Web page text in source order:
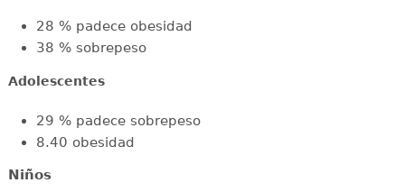
28 % padece obesidad
38 % sobrepeso
Adolescentes
29 % padece sobrepeso
8.40 obesidad
Niños